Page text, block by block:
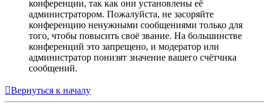
конференции, так как они установлены её
администратором. Пожалуйста, не засоряйте
конференцию ненужными сообщениями только для
того, чтобы повысить своё звание. На большинстве
конференций это запрещено, и модератор или
администратор понизят значение вашего счётчика
сообщений.
Вернуться к началу